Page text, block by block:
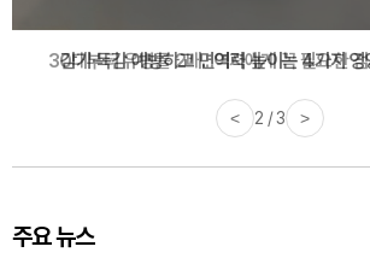
감기·독감 예방하고 면역력 높이는 4가지
< 3 / 3 >
주요 뉴스